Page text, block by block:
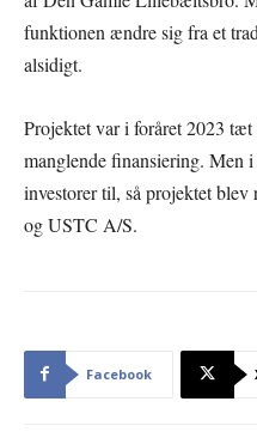
funktionen ændre sig fra et
alsidigt.
Projektet var i foråret 2023
manglende finansiering. Men
investorer til, så projektet
og USTC A/S.
Facebook